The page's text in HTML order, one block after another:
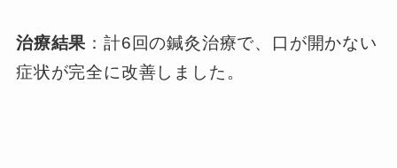
治療結果 ：計6回の鍼灸治療で、口が開かない
症状が完全に改善しました。